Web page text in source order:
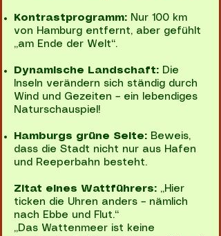
Kontrastprogramm: Nur 100 km
von Hamburg entfernt, aber gefühlt
„am Ende der Welt“.
Dynamische Landschaft: Die
Inseln verändern sich ständig durch
Wind und Gezeiten – ein lebendiges
Naturschauspiel!
Hamburgs grüne Seite: Beweis,
dass die Stadt nicht nur aus Hafen
und Reeperbahn besteht.
Zitat eines Wattführers: „Hier
ticken die Uhren anders – nämlich
nach Ebbe und Flut.“
„Das Wattenmeer ist keine